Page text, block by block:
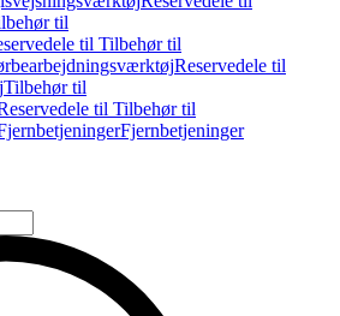
til
til Tilbehør til
Reservedele til
Tilbehør til
til Tilbehør til
Fjernbetjeninger